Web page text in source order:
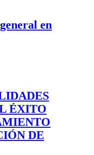
en
ÉXITO
DE